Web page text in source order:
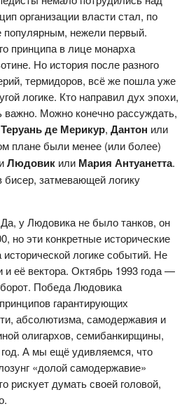
организации власти стал, по
нежели первый.
принципа в лице монарха
Но история после разного
термидоров, всё же пошла уже
логике. Кто направил дух эпохи,
Можно конечно рассуждать,
Теруань де Мерикур,Дантон или
плане были менее (или более)
Людовик или Мария Антуанетта.
затмевающей логику
у Людовика не было танков, он
но эти конкретные исторические
логике событий. Не
её вектора. Октябрь 1993 года —
Победа Людовика
гарантирующих
абсолютизма, самодержавия и
олигархов, семибанкирщины,
А мы ещё удивляемся, что
«долой самодержавие»
рискует думать своей головой,